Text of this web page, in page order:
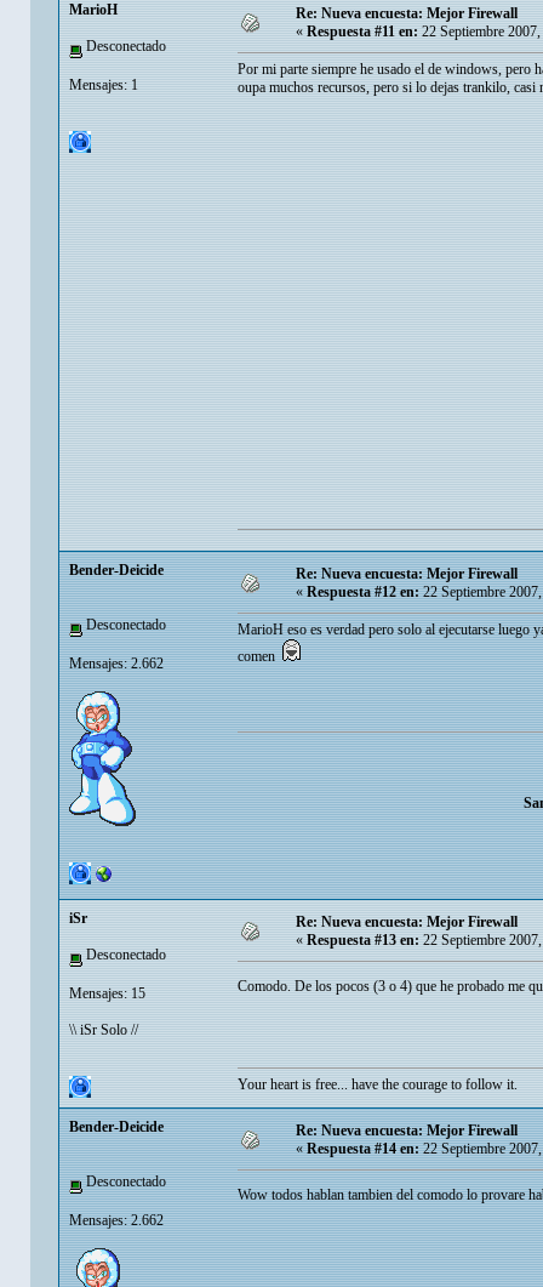
MarioH
Desconectado
Mensajes: 1
Re: Nueva encuesta: Mejor Firewall
« Respuesta #11 en: 22 Septiembre
Por mi parte siempre he usado el de windows, pero
oupa muchos recursos, pero si lo dejas trankilo, casi
Bender-Deicide
Desconectado
Mensajes: 2.662
Re: Nueva encuesta: Mejor Firewall
«Respuesta #12 en:22 Septiembre
MarioH eso es verdad pero solo al ejecutarse luego
comen
iSr
Desconectado
Mensajes: 15
\\ iSr Solo //
Re: Nueva encuesta: Mejor Firewall
« Respuesta #13 en: 22 Septiembre
Comodo. De los pocos (3 o 4) que he probado me
Your heart is free... have the courage to follow it.
Bender-Deicide
Desconectado
Mensajes: 2.662
Re: Nueva encuesta: Mejor Firewall
«Respuesta #14 en:22 Septiembre
Wow todos hablan tambien del comodo lo provare